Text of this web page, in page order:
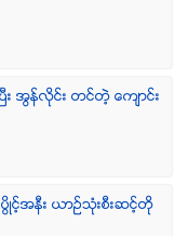
း အြန္လိုင္း တင္တဲ့ ေက်ာင္း
ြိဳင့္အနီး ယာဥ္သုံးစီးဆင့္တို